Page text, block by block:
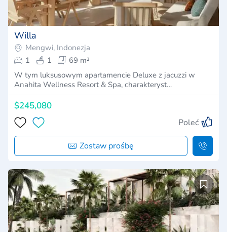
Willa
Mengwi, Indonezja
1
1
69 m²
W tym luksusowym apartamencie Deluxe z jacuzzi w
Anahita Wellness Resort & Spa, charakteryst…
$245,080
Poleć
Zostaw prośbę